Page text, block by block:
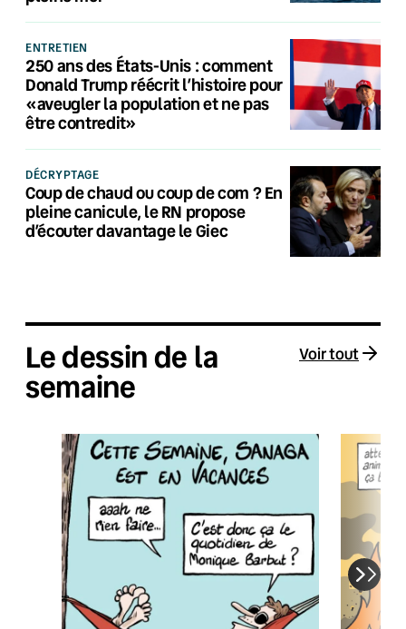
ENTRETIEN
250 ans des États-Unis : comment
Donald Trump réécrit l’histoire pour
«aveugler la population et ne pas
être contredit»
DÉCRYPTAGE
Coup de chaud ou coup de com ? En
pleine canicule, le RN propose
d’écouter davantage le Giec
Le dessin de la
semaine
Voir tout